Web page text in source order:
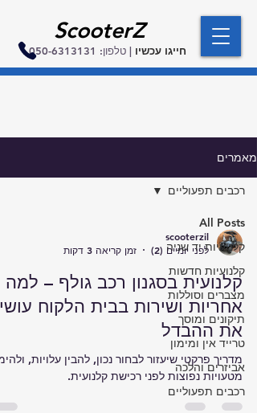
חייגו עכשיו | טלפון: 050-6313131
ScooterZ
מאמרים
All Posts
קלנועיות יד שניה
קלנועיות חדשות
מצברים וסוללות
תיקונים ומוסך
טרייד אין ומימון
אביזרים והלכה
רכבים תפעוליים
רכבים תפעוליים
scooterzil
לפני יומיים (2)
זמן קריאה 3 דקות
קלנועית בסגנון רכב גולף – למה
אחריות ושירות בבית הלקוח
את ההבדל
מדריך פרקטי שיעזור לבחור נכון, להבין עלויות,
מטעויות נפוצות לפני רכישת קלנועית.